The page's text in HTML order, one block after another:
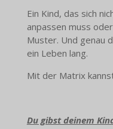
Ein Kind, das sich
anpassen muss
Muster. Und genau
ein Leben lang.
Mit der Matrix
Du gibst deinem